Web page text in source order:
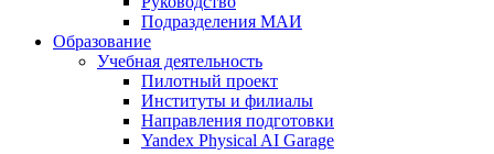
Подразделения МАИ
Образование
Учебная деятельность
Пилотный проект
Институты и филиалы
Направления подготовки
Yandex Physical AI Garage